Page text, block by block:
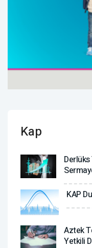
Kap
Derlüks
KAP
Aztek
Yetkili